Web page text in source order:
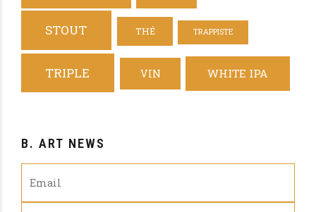
STOUT THÉ TRAPPISTE
TRIPLE VIN WHITE IPA
B. ART NEWS